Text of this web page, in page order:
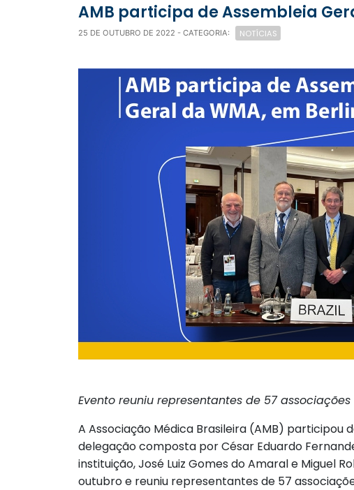
AMB participa de Assembleia
25 DE OUTUBRO DE 2022 - CATEGORIA: NOTÍCIAS
Evento reuniu representantes de 57
A Associação Médica Brasileira (AMB) participou
delegação composta por César Eduardo
instituição, José Luiz Gomes do Amaral e Miguel
outubro e reuniu representantes de 57